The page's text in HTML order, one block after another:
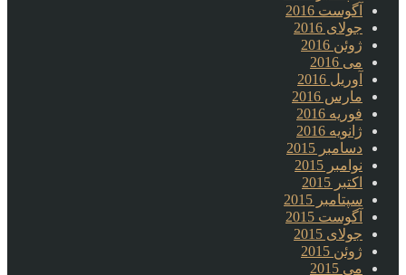
آگوست 2016
جولای 2016
ژوئن 2016
می 2016
آوریل 2016
مارس 2016
فوریه 2016
ژانویه 2016
دسامبر 2015
نوامبر 2015
اکتبر 2015
سپتامبر 2015
آگوست 2015
جولای 2015
ژوئن 2015
می 2015